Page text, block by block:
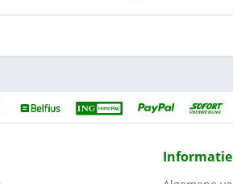
Informatie